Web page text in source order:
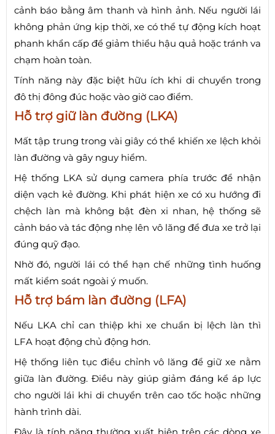
cảnh báo bằng âm thanh và hình ảnh. Nếu người lái
không phản ứng kịp thời, xe có thể tự động kích hoạt
phanh khẩn cấp để giảm thiểu hậu quả hoặc tránh va
chạm hoàn toàn.
Tính năng này đặc biệt hữu ích khi di chuyển trong
đô thị đông đúc hoặc vào giờ cao điểm.
Hỗ trợ giữ làn đường (LKA)
Mất tập trung trong vài giây có thể khiến xe lệch khỏi
làn đường và gây nguy hiểm.
Hệ thống LKA sử dụng camera phía trước để nhận
diện vạch kẻ đường. Khi phát hiện xe có xu hướng đi
chệch làn mà không bật đèn xi nhan, hệ thống sẽ
cảnh báo và tác động nhẹ lên vô lăng để đưa xe trở lại
đúng quỹ đạo.
Nhờ đó, người lái có thể hạn chế những tình huống
mất kiểm soát ngoài ý muốn.
Hỗ trợ bám làn đường (LFA)
Nếu LKA chỉ can thiệp khi xe chuẩn bị lệch làn thì
LFA hoạt động chủ động hơn.
Hệ thống liên tục điều chỉnh vô lăng để giữ xe nằm
giữa làn đường. Điều này giúp giảm đáng kể áp lực
cho người lái khi di chuyển trên cao tốc hoặc những
hành trình dài.